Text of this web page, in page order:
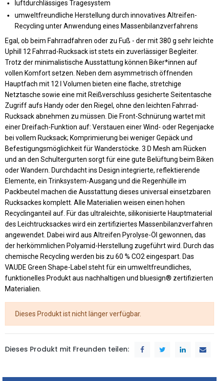
luftdurchlässiges Tragesystem
umweltfreundliche Herstellung durch innovatives Altreifen-
Recycling unter Anwendung eines Massenbilanzverfahrens
Egal, ob beim Fahrradfahren oder zu Fuß - der mit 380 g sehr leichte
Uphill 12 Fahrrad-Rucksack ist stets ein zuverlässiger Begleiter.
Trotz der minimalistische Ausstattung können Biker*innen auf
vollen Komfort setzen. Neben dem asymmetrisch öffnenden
Hauptfach mit 12 l Volumen bieten eine flache, stretchige
Netztasche sowie eine mit Reißverschluss gesicherte Seitentasche
Zugriff aufs Handy oder den Riegel, ohne den leichten Fahrrad-
Rucksack abnehmen zu müssen. Die Front-Schnürung wartet mit
einer Dreifach-Funktion auf: Verstauen einer Wind- oder Regenjacke
bei vollem Rucksack; Komprimierung bei weniger Gepäck und
Befestigungsmöglichkeit für Wanderstöcke. 3 D Mesh am Rücken
und an den Schultergurten sorgt für eine gute Belüftung beim Biken
oder Wandern. Durchdacht ins Design integrierte, reflektierende
Elemente, ein Trinksystem-Ausgang und die Regenhülle im
Packbeutel machen die Ausstattung dieses universal einsetzbaren
Rucksackes komplett. Alle Materialien weisen einen hohen
Recyclinganteil auf. Für das ultraleichte, silikonisierte Hauptmaterial
des Leichtrucksackes wird ein zertifiziertes Massenbilanzverfahren
angewendet. Dabei wird aus Altreifen Pyrolyse-Öl gewonnen, das
der herkömmlichen Polyamid-Herstellung zugeführt wird. Durch das
chemische Recycling werden bis zu 60 % CO2 eingespart. Das
VAUDE Green Shape-Label steht für ein umweltfreundliches,
funktionelles Produkt aus nachhaltigen und bluesign® zertifizierten
Materialien.
Dieses Produkt ist nicht länger verfügbar.
Dieses Produkt mit Freunden teilen: